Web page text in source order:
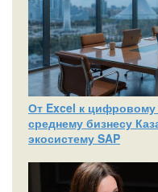
От Excel к цифровому
среднему бизнесу
экосистему SAP